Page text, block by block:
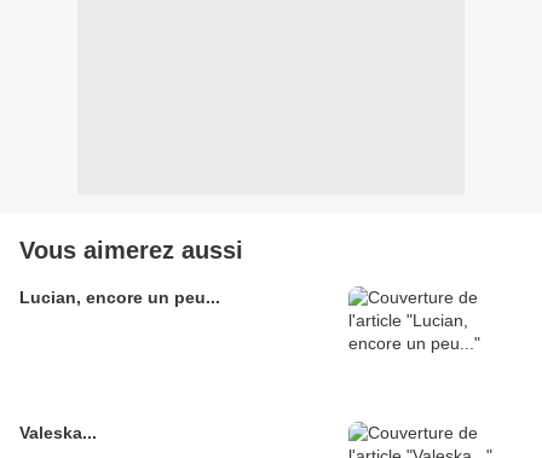
Vous aimerez aussi
Lucian, encore un peu...
Valeska...